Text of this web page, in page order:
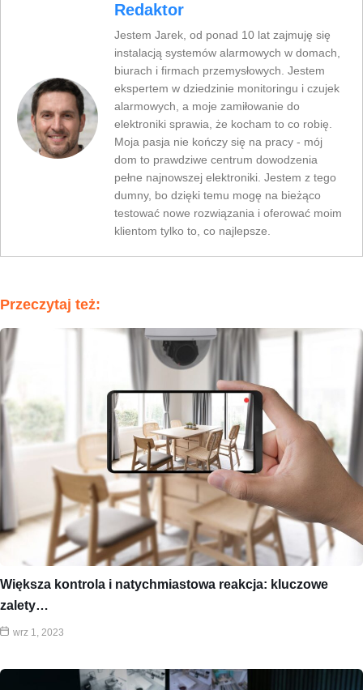
Redaktor
Jestem Jarek, od ponad 10 lat zajmuję się
instalacją systemów alarmowych w domach,
biurach i firmach przemysłowych. Jestem
ekspertem w dziedzinie monitoringu i czujek
alarmowych, a moje zamiłowanie do
elektroniki sprawia, że kocham to co robię.
Moja pasja nie kończy się na pracy - mój
dom to prawdziwe centrum dowodzenia
pełne najnowszej elektroniki. Jestem z tego
dumny, bo dzięki temu mogę na bieżąco
testować nowe rozwiązania i oferować moim
klientom tylko to, co najlepsze.
Przeczytaj też:
Większa kontrola i natychmiastowa reakcja: kluczowe
zalety…
wrz 1, 2023